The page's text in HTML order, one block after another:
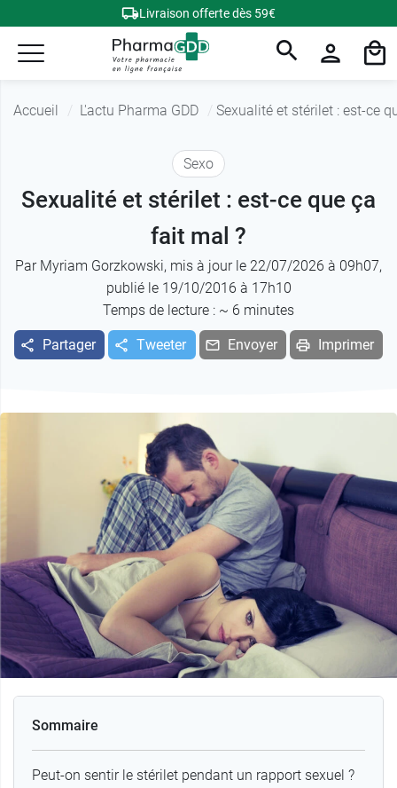
Livraison offerte dès 59€
Accueil L'actu Pharma GDD Sexualité et stérilet : est-ce
Sexo
Sexualité et stérilet : est-ce que ça
fait mal ?
Par Myriam Gorzkowski, mis à jour le 22/07/2026 à 09h07,
publié le 19/10/2016 à 17h10
Temps de lecture : ~ 6 minutes
Partager Tweeter Envoyer Imprimer
Sommaire
Peut-on sentir le stérilet pendant un rapport sexuel ?